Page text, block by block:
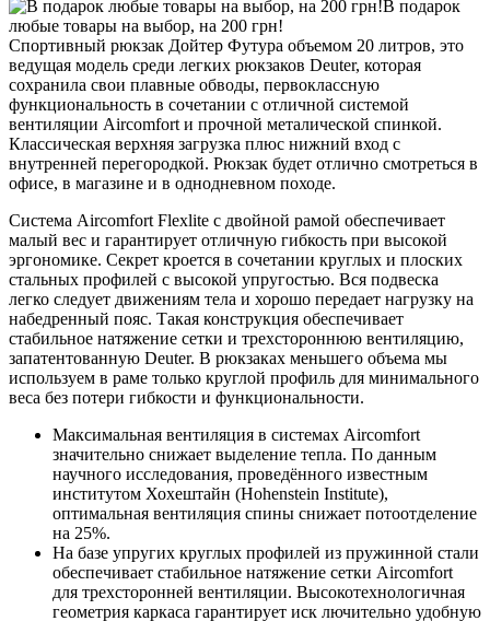
В подарок
любые товары на выбор, на 200 грн!
Спортивный рюкзак Дойтер Футура объемом 20 литров, это
ведущая модель среди легких рюкзаков Deuter, которая
сохранила свои плавные обводы, первоклассную
функциональность в сочетании с отличной системой
вентиляции Aircomfort и прочной металической спинкой.
Классическая верхняя загрузка плюс нижний вход с
внутренней перегородкой. Рюкзак будет отлично смотреться в
офисе, в магазине и в однодневном походе.
Система Aircomfort Flexlite с двойной рамой обеспечивает
малый вес и гарантирует отличную гибкость при высокой
эргономике. Секрет кроется в сочетании круглых и плоских
стальных профилей с высокой упругостью. Вся подвеска
легко следует движениям тела и хорошо передает нагрузку на
набедренный пояс. Такая конструкция обеспечивает
стабильное натяжение сетки и трехстороннюю вентиляцию,
запатентованную Deuter. В рюкзаках меньшего объема мы
используем в раме только круглой профиль для минимального
веса без потери гибкости и функциональности.
Максимальная вентиляция в системах Aircomfort
значительно снижает выделение тепла. По данным
научного исследования, проведённого известным
институтом Хохештайн (Hohenstein Institute),
оптимальная вентиляция спины снижает потоотделение
на 25%.
На базе упругих круглых профилей из пружинной стали
обеспечивает стабильное натяжение сетки Aircomfort
для трехсторонней вентиляции. Высокотехнологичная
геометрия каркаса гарантирует иск лючительно удобную